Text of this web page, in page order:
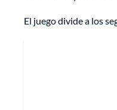
El juego divide a los